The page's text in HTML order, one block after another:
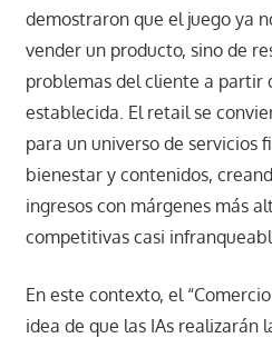
demostraron que el juego ya
vender un producto, sino de
problemas del cliente a partir
establecida. El retail se
para un universo de servicios
bienestar y contenidos,
ingresos con márgenes más
competitivas casi
En este contexto, el
idea de que las IAs realizarán